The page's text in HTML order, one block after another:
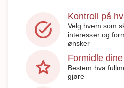
task_alt
Kontroll på
Velg hvem som
interesser og
ønsker
star Formidle
Bestem hva
gjøre